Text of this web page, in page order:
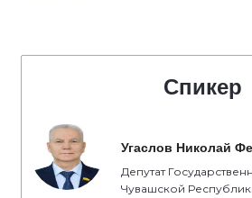
Спикер
Угаслов Николай
Депутат
Чувашской